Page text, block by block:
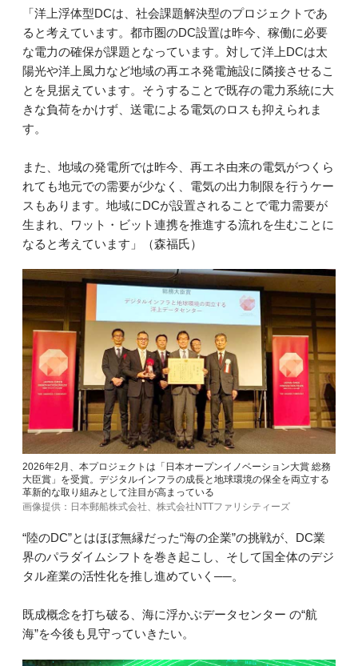
「洋上浮体型DCは、社会課題解決型のプロジェクトであ
ると考えています。都市圏のDC設置は昨今、稼働に必要
な電力の確保が課題となっています。対して洋上DCは太
陽光や洋上風力など地域の再エネ発電施設に隣接させるこ
とを見据えています。そうすることで既存の電力系統に大
きな負荷をかけず、送電による電気のロスも抑えられま
す。
また、地域の発電所では昨今、再エネ由来の電気がつくら
れても地元での需要が少なく、電気の出力制限を行うケー
スもあります。地域にDCが設置されることで電力需要が
生まれ、ワット・ビット連携を推進する流れを生むことに
なると考えています」（森福氏）
2026年2月、本プロジェクトは「日本オープンイノベーション大賞 総務
大臣賞」を受賞。デジタルインフラの成長と地球環境の保全を両立する
革新的な取り組みとして注目が高まっている
画像提供：日本郵船株式会社、株式会社NTTファリシティーズ
“陸のDC”とはほぼ無縁だった“海の企業”の挑戦が、DC業
界のパラダイムシフトを巻き起こし、そして国全体のデジ
タル産業の活性化を推し進めていく──。
既成概念を打ち破る、海に浮かぶデータセンター の“航
海”を今後も見守っていきたい。